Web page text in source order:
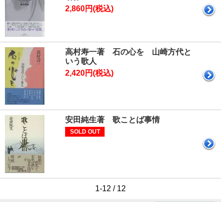
2,860円(税込)
高村寿一著 石の心を 山崎方代と
いう歌人
2,420円(税込)
安田純生著 歌ことば事情
SOLD OUT
1-12 / 12